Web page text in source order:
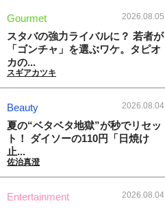
Gourmet 2026.08.05
スタバの強力ライバルに？ 若者が
「ゴンチャ」を選ぶワケ。タピオ
カの...
スギアカツキ
Beauty 2026.08.04
夏の“ベタベタ地獄”が秒でリセッ
ト！ ダイソーの110円「日焼け
止...
佐治真澄
Entertainment 2026.08.04